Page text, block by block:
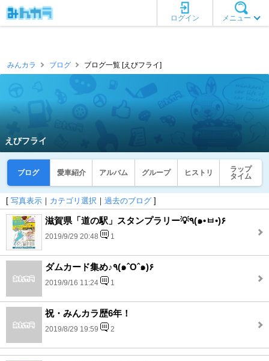
メニュー
ログイン
みんカラ ブログ ブログ一覧 [えびフライ]
えびフライ
ブログ 愛車紹介 アルバム グループ ヒストリ
ラップ
タイム
[ 写真表示 ｜ カテゴリ選択 ｜ 過去のブログ ]
滋賀県「道の駅」スタンプラリー💡٩(๑•ㅂ•)۶
2019/9/29 20:48 1
ダムカード集め♪٩(๑ˆOˆ๑)۶
2019/9/16 11:24 1
祝・みんカラ歴6年！
2019/8/29 19:59 2